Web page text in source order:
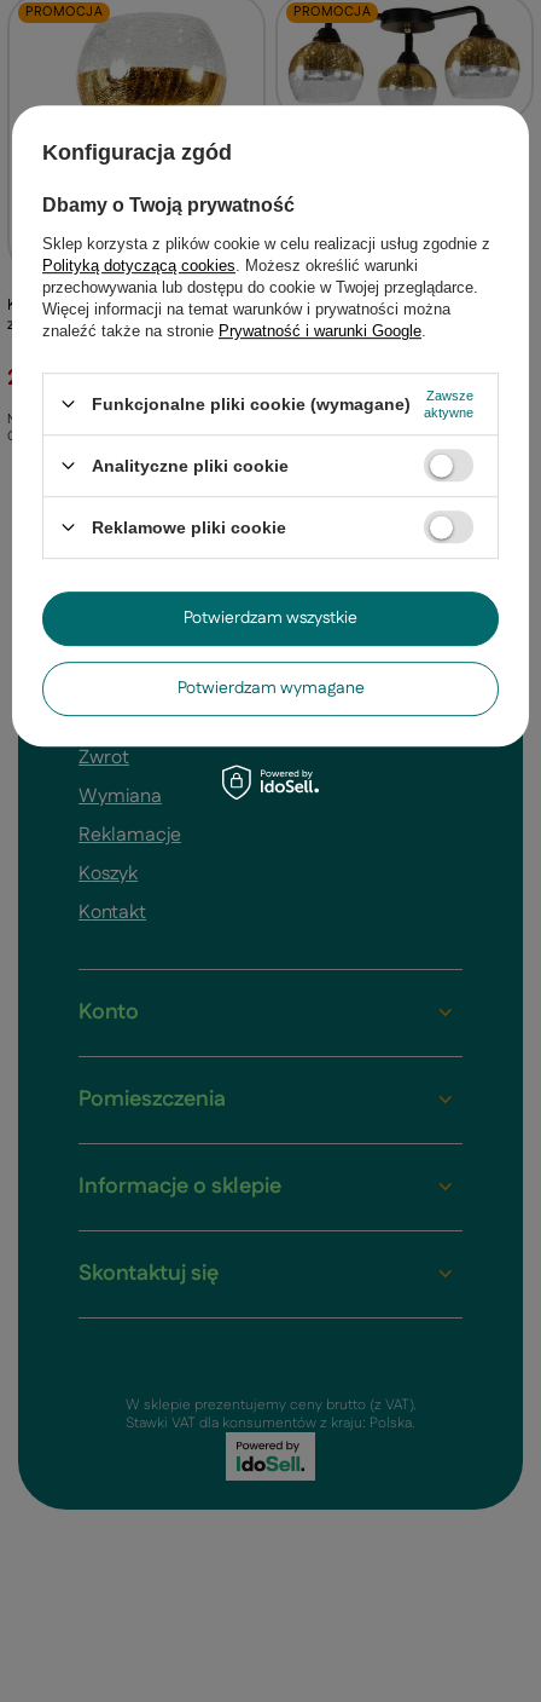
PROMOCJA
Kinkiet Cromina kula szklana czarno
złota do salonu E27 Candellux
21,50 zł
Najniższa cena:
43,00 zł
Cena regularna:107,99 zł-80%
PROMOCJA
Najniższa cena:267,00 zł
Cena regularna:313,99 zł -62%
Zamówienia
Śledzenie
Zwrot
Wymiana
Reklamacje
Koszyk
Kontakt
Konto
Pomieszczenia
Informacje o sklepie
Skontaktuj się
W sklepie prezentujemy ceny brutto (z VAT).
Stawki VAT dla konsumentów z kraju: Polska.
Konfiguracja zgód
Dbamy o Twoją prywatność
Sklep korzysta z plików cookie w celu realizacji usług zgodnie z
Polityką dotyczącą cookies . Możesz określić warunki
przechowywania lub dostępu do cookie w Twojej przeglądarce.
Więcej informacji na temat warunków i prywatności można
znaleźć także na stronie Prywatność i warunki Google
Funkcjonalne pliki cookie (wymagane)
Zawsze
aktywne
Analityczne pliki cookie
Reklamowe pliki cookie
Potwierdzam wymagane
Potwierdzam wszystkie